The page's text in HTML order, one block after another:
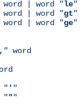
word | word "le"
word | word "gt"
word | word "ge"
, " word
" ' "
"""